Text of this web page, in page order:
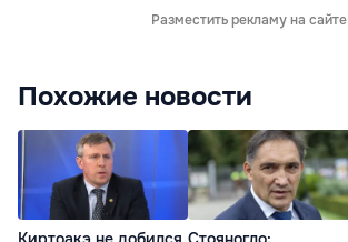
Разместить рекламу на сайте
Похожие новости